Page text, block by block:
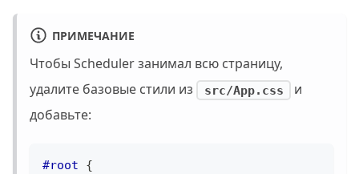
ПРИМЕЧАНИЕ
Чтобы Scheduler занимал всю страницу,
удалите базовые стили из
src/App.css
и
добавьте:
#root
{